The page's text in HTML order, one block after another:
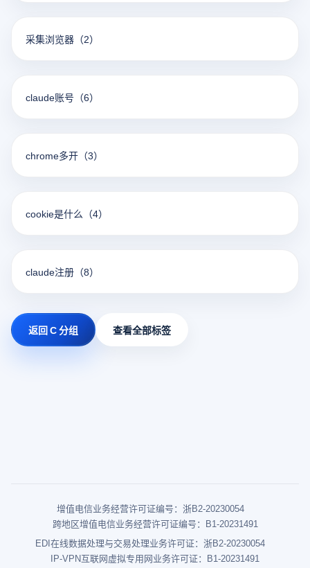
采集浏览器 （2）
claude账号 （6）
chrome多开 （3）
cookie是什么 （4）
claude注册 （8）
返回 C 分组 查看全部标签
增值电信业务经营许可证编号：浙B2-20230054
跨地区增值电信业务经营许可证编号：B1-20231491
EDI在线数据处理与交易处理业务许可证：浙B2-20230054
IP-VPN互联网虚拟专用网业务许可证：B1-20231491